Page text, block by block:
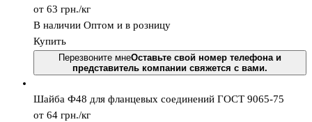
от 63 грн./кг
В наличии Оптом и в розницу
Купить
Перезвоните мнеОставьте свой номер телефона и
представитель компании свяжется с вами.
Шайба Ф48 для фланцевых соединений ГОСТ 9065-75
от 64 грн./кг